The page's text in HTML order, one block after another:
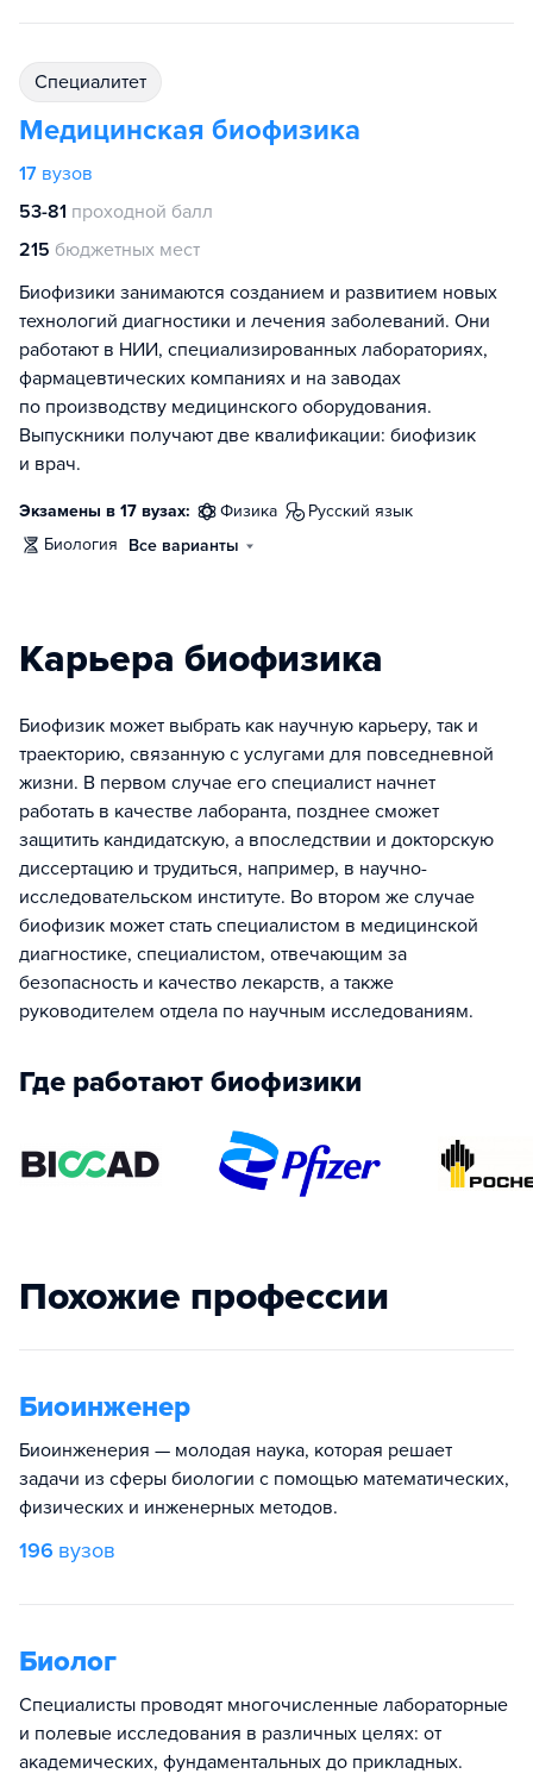
специалитет
Медицинская биофизика
17 вузов
53-81 проходной балл
215 бюджетных мест
Биофизики занимаются созданием и развитием новых
технологий диагностики и лечения заболеваний. Они
работают в НИИ, специализированных лабораториях,
фармацевтических компаниях и на заводах
по производству медицинского оборудования.
Выпускники получают две квалификации: биофизик
и врач.
Экзамены в 17 вузах: физика
русский язык
биология
Все варианты
Карьера биофизика
Биофизик может выбрать как научную карьеру, так и
траекторию, связанную с услугами для повседневной
жизни. В первом случае его специалист начнет
работать в качестве лаборанта, позднее сможет
защитить кандидатскую, а впоследствии и докторскую
диссертацию и трудиться, например, в научно-
исследовательском институте. Во втором же случае
биофизик может стать специалистом в медицинской
диагностике, специалистом, отвечающим за
безопасность и качество лекарств, а также
руководителем отдела по научным исследованиям.
Где работают биофизики
Похожие профессии
Биоинженер
Биоинженерия — молодая наука, которая решает
задачи из сферы биологии с помощью математических,
физических и инженерных методов.
196 вузов
Биолог
Специалисты проводят многочисленные лабораторные
и полевые исследования в различных целях: от
академических, фундаментальных до прикладных.